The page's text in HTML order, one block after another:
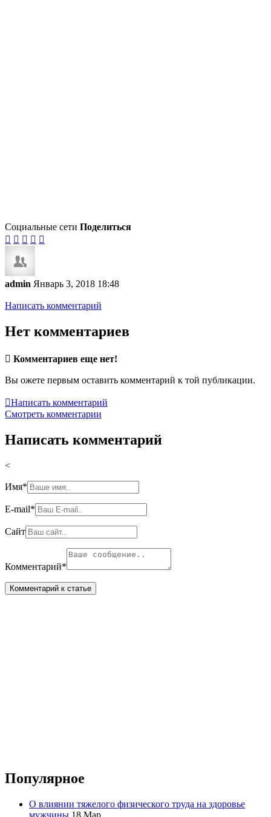
Социальные сети Поделиться
    
admin Январь 3, 2018 18:48
Написать комментарий
Нет комментариев
 Комментариев еще нет!
Вы ожете первым оставить комментарий к той публикации.
Написать комментарий
Смотреть комментарии
Написать комментарий
<
Имя*
E-mail*
Сайт
Комментарий*
Популярное
О влиянии тяжелого физического труда на здоровье
мужчины 18.Мар